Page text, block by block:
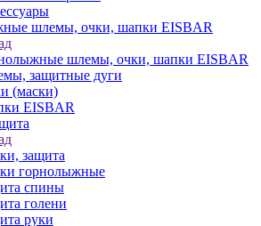
шлемы, очки, шапки EISBAR
шлемы, очки, шапки EISBAR
защитные дуги
(маски)
EISBAR
защита
горнолыжные
спины
голени
руки